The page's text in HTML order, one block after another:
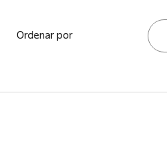
Ordenar por